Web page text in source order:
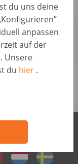
du uns deine
anpassen
auf der
Unsere
du hier .